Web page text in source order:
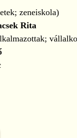
zeneiskola)
Rita